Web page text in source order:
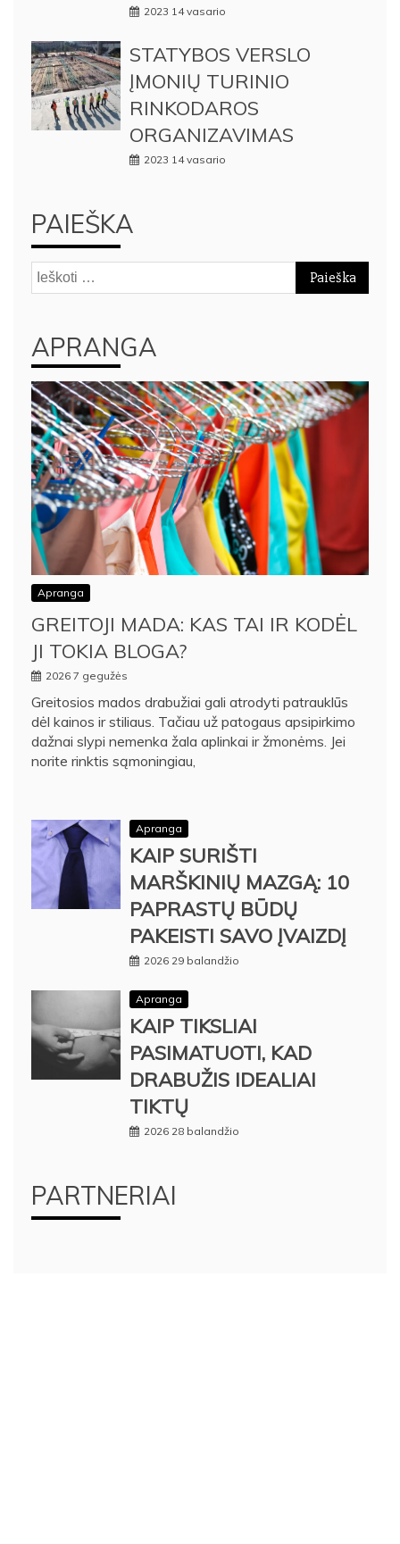
2023 14 vasario
STATYBOS VERSLO
ĮMONIŲ TURINIO
RINKODAROS
ORGANIZAVIMAS
2023 14 vasario
PAIEŠKA
Ieškoti:
APRANGA
Apranga
GREITOJI MADA: KAS TAI IR KODĖL
JI TOKIA BLOGA?
2026 7 gegužės
Greitosios mados drabužiai gali atrodyti patrauklūs
dėl kainos ir stiliaus. Tačiau už patogaus apsipirkimo
dažnai slypi nemenka žala aplinkai ir žmonėms. Jei
norite rinktis sąmoningiau,
Apranga
KAIP SURIŠTI
MARŠKINIŲ MAZGĄ: 10
PAPRASTŲ BŪDŲ
PAKEISTI SAVO ĮVAIZDĮ
2026 29 balandžio
Apranga
KAIP TIKSLIAI
PASIMATUOTI, KAD
DRABUŽIS IDEALIAI
TIKTŲ
2026 28 balandžio
PARTNERIAI